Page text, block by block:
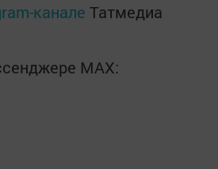
канале Татмедиа
MАХ: